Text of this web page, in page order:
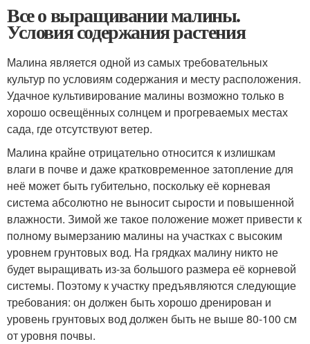
Все о выращивании малины.
Условия содержания растения
Малина является одной из самых требовательных
культур по условиям содержания и месту расположения.
Удачное культивирование малины возможно только в
хорошо освещённых солнцем и прогреваемых местах
сада, где отсутствуют ветер.
Малина крайне отрицательно относится к излишкам
влаги в почве и даже кратковременное затопление для
неё может быть губительно, поскольку её корневая
система абсолютно не выносит сырости и повышенной
влажности. Зимой же такое положение может привести к
полному вымерзанию малины на участках с высоким
уровнем грунтовых вод. На грядках малину никто не
будет выращивать из-за большого размера её корневой
системы. Поэтому к участку предъявляются следующие
требования: он должен быть хорошо дренирован и
уровень грунтовых вод должен быть не выше 80-100 см
от уровня почвы.